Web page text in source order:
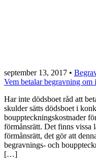
september 13, 2017 •
Vem betalar begravning om
Har inte dödsboet råd att
skulder sätts dödsboet i
bouppteckningskostnader
förmånsrätt. Det finns vissa
förmånsrätt, det gör att
begravnings- och
[…]